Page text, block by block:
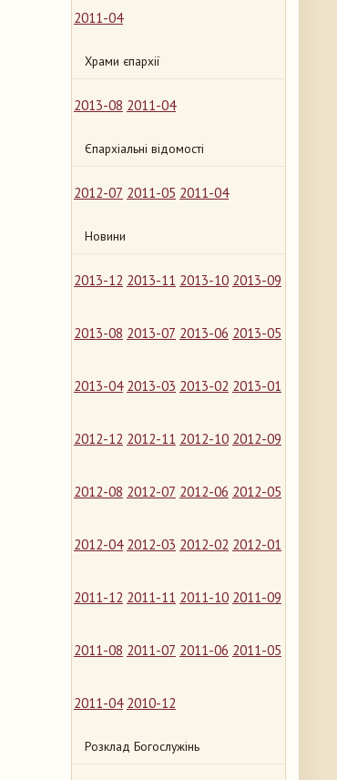
2011-04
Храми єпархії
2013-08 2011-04
Єпархіальні відомості
2012-07 2011-05 2011-04
Новини
2013-12 2013-11 2013-10 2013-09
2013-08 2013-07 2013-06 2013-05
2013-04 2013-03 2013-02 2013-01
2012-12 2012-11 2012-10 2012-09
2012-08 2012-07 2012-06 2012-05
2012-04 2012-03 2012-02 2012-01
2011-12 2011-11 2011-10 2011-09
2011-08 2011-07 2011-06 2011-05
2011-04 2010-12
Розклад Богослужінь